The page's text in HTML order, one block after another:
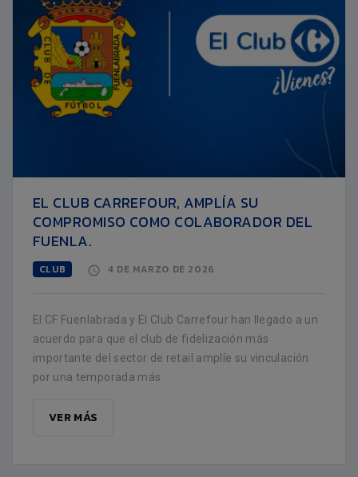
EL CLUB CARREFOUR, AMPLÍA SU
COMPROMISO COMO COLABORADOR DEL
FUENLA.
CLUB 4 DE MARZO DE 2026
El CF Fuenlabrada y El Club Carrefour han llegado a un
acuerdo para que el club de fidelización más
importante del sector de retail amplíe su vinculación
por una temporada más.
VER MÁS